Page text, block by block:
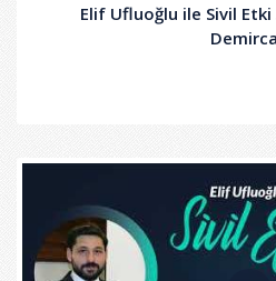
Elif Ufluoğlu ile Sivil